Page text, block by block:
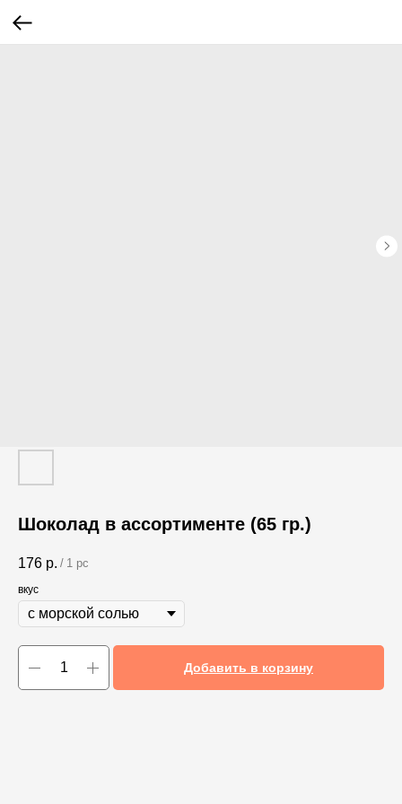
Шоколад в ассортименте (65 гр.)
176 р. / 1 pc
вкус
Добавить в корзину